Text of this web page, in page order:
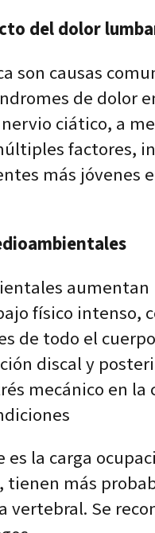
del dolor
son causas
de dolor
ciático, a
factores,
más jóvenes
físico intenso,
de todo el
discal y
mecánico en
la carga
tienen más
vertebral. Se